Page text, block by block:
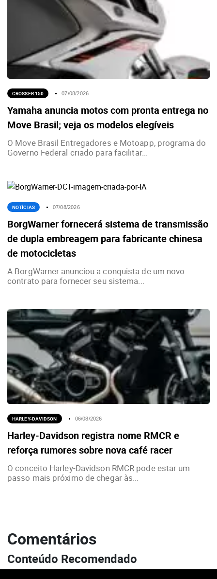
CROSSER 150 07/08/2026
Yamaha anuncia motos com pronta entrega no
Move Brasil; veja os modelos elegíveis
O Move Brasil Entregadores e Motoapp, programa do
Governo Federal criado para facilitar...
NOTÍCIAS 07/08/2026
BorgWarner fornecerá sistema de transmissão
de dupla embreagem para fabricante chinesa
de motocicletas
A BorgWarner anunciou a conquista de um novo
contrato para fornecer seu sistema...
HARLEY-DAVIDSON 06/08/2026
Harley-Davidson registra nome RMCR e
reforça rumores sobre nova café racer
O conceito Harley-Davidson RMCR pode estar um
passo mais próximo de chegar às...
Comentários
Conteúdo Recomendado